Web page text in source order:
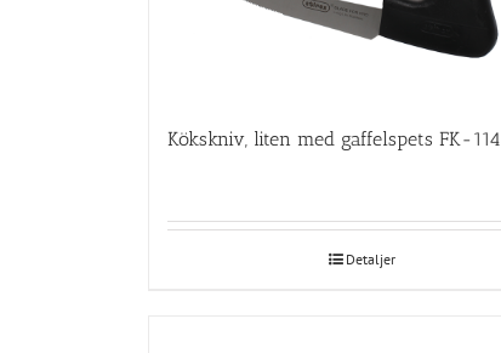
Kökskniv, liten med gaffelspets FK-114
Detaljer